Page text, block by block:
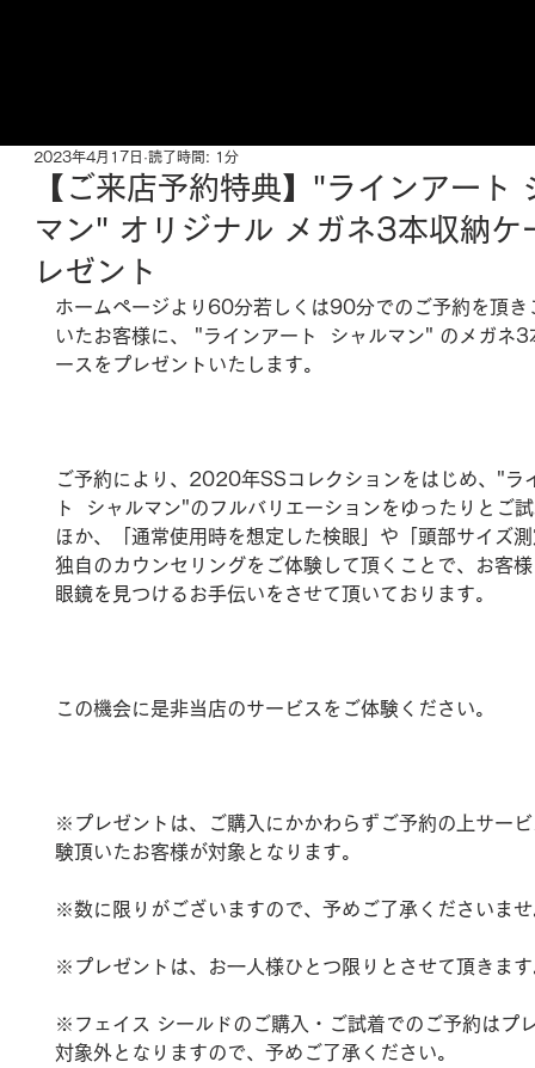
【ご来店予約特典】"ラインアート
マン" オリジナル メガネ3本収納ケ
レゼント
2023年4月17日 読了時間: 1分
ホームページより60分若しくは90分でのご予約を頂き
いたお客様に、 "ラインアート  シャルマン" のメガネ3
ースをプレゼントいたします。
ご予約により、2020年SSコレクションをはじめ、"ラ
ト  シャルマン"のフルバリエーションをゆったりとご
ほか、「通常使用時を想定した検眼」や「頭部サイズ
独自のカウンセリングをご体験して頂くことで、お客
眼鏡を見つけるお手伝いをさせて頂いております。
この機会に是非当店のサービスをご体験ください。
※プレゼントは、ご購入にかかわらずご予約の上サー
験頂いたお客様が対象となります。
※数に限りがございますので、予めご了承くださいま
※プレゼントは、お一人様ひとつ限りとさせて頂きま
※フェイス シールドのご購入・ご試着でのご予約はプ
対象外となりますので、予めご了承ください。